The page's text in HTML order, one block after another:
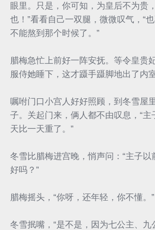
眼里。只是，你可知，为皇后不为贵
也！”看看自己一双腿，微微叹气，“
不能熬到那个时候了。”
腊梅急忙上前好一阵安抚。等令皇贵
服侍她睡下，这才蹑手蹑脚地出了内室
嘱咐门口小宫人好好照顾，到冬雪屋
子。关起门来，俩人都不由叹息，“主
天比一天重了。”
冬雪比腊梅进宫晚，悄声问：“主子以
好吗？”
腊梅摇头，“你呀，还年轻，你不懂。”
冬雪抿嘴，“是不是，因为七公主、九